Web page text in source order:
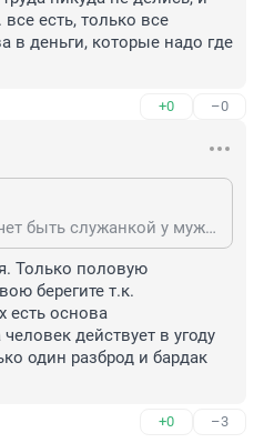
есть, только все
в деньги, которые надо где
+0 –0
А если девушка не хочет быть служанкой у мужа? И хочет развиваться, а не дома сидеть? То всЕ, бракованная? Почему мужчины имеют право диктовать женщине ее место, а себе давать свободу в выборе рода занятий и жизненного пути? может пора уже снять корону "царя и бога" с себя и на землю спуститься? Мы живем в современно мире, где вообще особого разделения на мужские занятия и женские нет, слава Богу, за ооочень редкими случаями (раз в год тяжелое что-то прибить, тогда как женщина пойдет и постирает что-то или приготовит вкусный обед), каждая семья сама устанавливает, кто и чем щанимается (лично в моей все делается вместе, и уборка, и готовка, и мытье посуды по очереди, или для мужчины мыть посуду-жесткое унижение их мужского достоинства??). Так что, отстаньте от женщин, учитесь жить не с домашней служанкой, а со свободной женщиной. И это не значит, что она гулять должна, нет. Просто у нее могут быть интересы за пределами кухни.
Только половую
берегите т.к.
есть основа
действует в угоду
один разброд и бардак
+0 –3